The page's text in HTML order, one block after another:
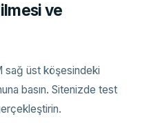
ve
sağ üst köşesindeki
basın. Sitenizde test